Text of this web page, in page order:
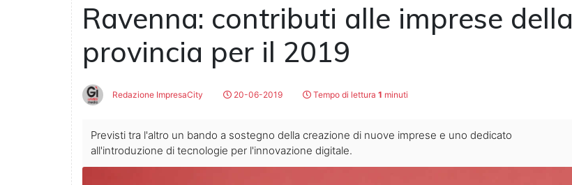
Ravenna: contributi alle imprese della
provincia per il 2019
Redazione ImpresaCity 20-06-2019 Tempo di lettura 1 minuti
Previsti tra l'altro un bando a sostegno della creazione di nuove imprese e uno dedicato
all'introduzione di tecnologie per l'innovazione digitale.